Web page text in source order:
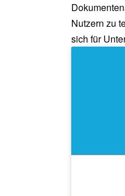
Nutzern zu
sich für